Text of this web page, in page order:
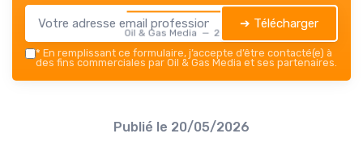
Oil & Gas Media — 2026
➔ Télécharger
* En remplissant ce formulaire, j’accepte d’être contacté(e) à
des fins commerciales par Oil & Gas Media et ses partenaires.
Publié le 20/05/2026